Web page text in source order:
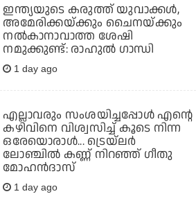
ഇന്ത്യയുടെ കരുത്ത് യുവാക്കള്‍,
അമേരിക്കയ്ക്കും ചൈനയ്ക്കും
നല്‍കാനാവാത്ത ശേഷി
നമുക്കുണ്ട്: രാഹുല്‍ ഗാന്ധി
1 day ago
എല്ലാവരും സംശയിച്ചപ്പോള്‍ എന്റെ
കഴിവിനെ വിശ്വസിച്ച് കൂടെ നിന്ന
ഒരേയൊരാള്‍... ട്രെയ്‌ലര്‍
ലോഞ്ചില്‍ കണ്ണ് നിറഞ്ഞ് ഗീതു
മോഹന്‍ദാസ്
1 day ago